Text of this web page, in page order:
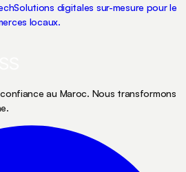
Solutions digitales sur-mesure pour le
locaux.
au Maroc. Nous transformons